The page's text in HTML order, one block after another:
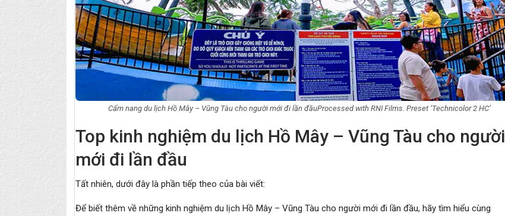
Cẩm nang du lịch Hồ Mây – Vũng Tàu cho người mới đi lần đầuProcessed with RNI Films. Preset ‘Technicolor 2 HC’
Top kinh nghiệm du lịch Hồ Mây – Vũng Tàu cho người
mới đi lần đầu
Tất nhiên, dưới đây là phần tiếp theo của bài viết:
Để biết thêm về những kinh nghiệm du lịch Hồ Mây – Vũng Tàu cho người mới đi lần đầu, hãy tìm hiểu cùng